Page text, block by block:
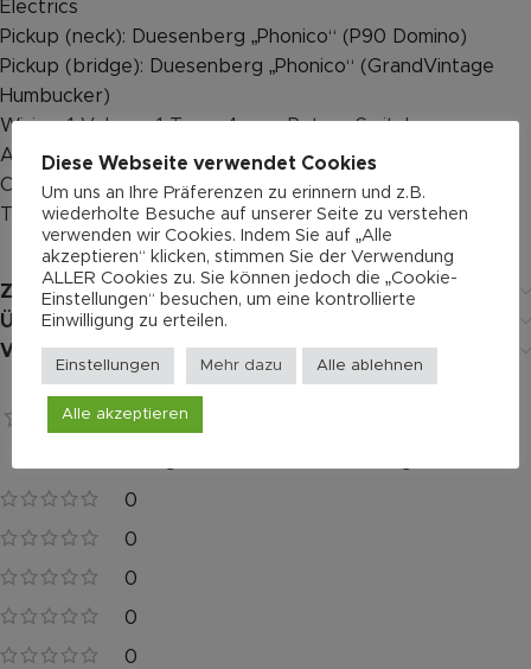
Electrics
Pickup (neck): Duesenberg „Phonico“ (P90 Domino)
Pickup (bridge): Duesenberg „Phonico“ (GrandVintage
Humbucker)
Wiring: 1 Volume, 1 Tone, 4-way Rotary Switch
Accessories
Case: Custom Line Case (included)
Tools: All required allen keys (included)
Zusätzliche Informationen
Über Duesenberg
Versand
0
0
0
0
0
Bewertungen
Diese Webseite verwendet Cookies
Um uns an Ihre Präferenzen zu erinnern und z.B.
wiederholte Besuche auf unserer Seite zu verstehen
verwenden wir Cookies. Indem Sie auf „Alle
akzeptieren“ klicken, stimmen Sie der Verwendung
ALLER Cookies zu. Sie können jedoch die „Cookie-
Einstellungen“ besuchen, um eine kontrollierte
Einwilligung zu erteilen.
Einstellungen Mehr dazu Alle ablehnen
Alle akzeptieren